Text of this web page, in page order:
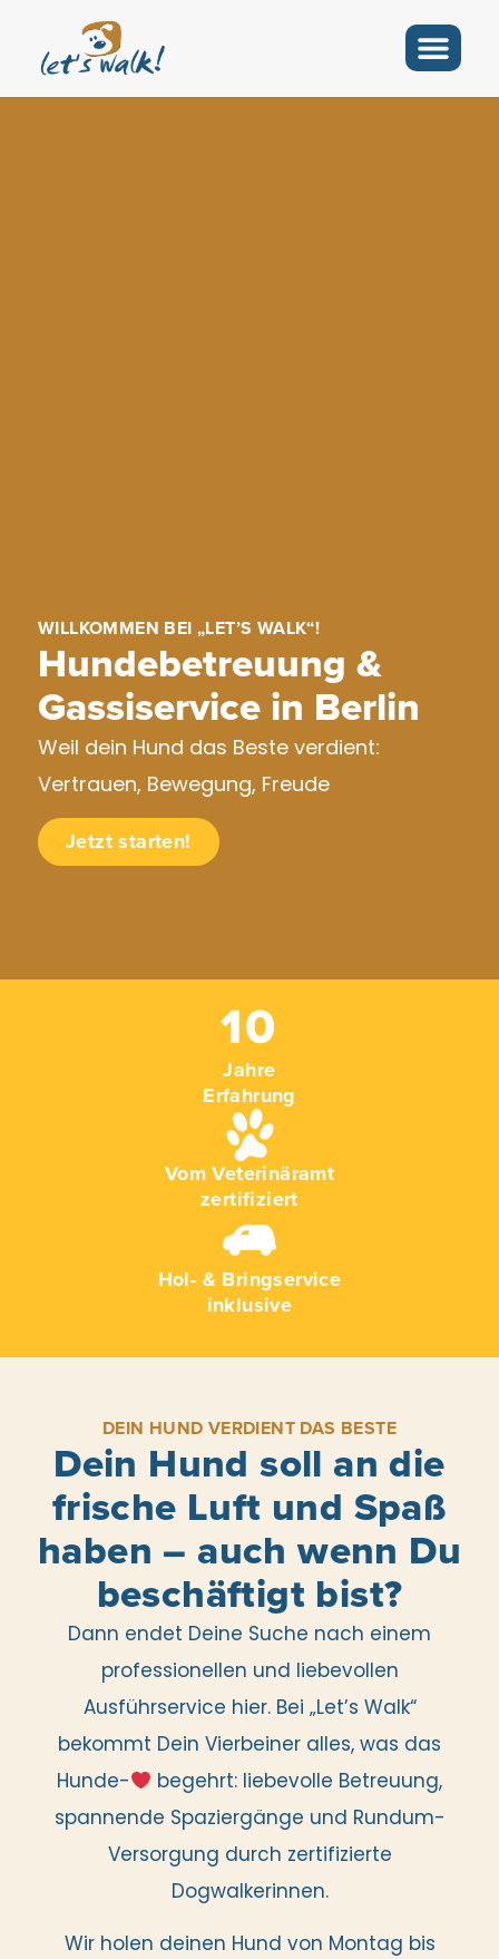
WILLKOMMEN BEI „LET’S WALK“!
Hundebetreuung &
Gassiservice in Berlin
Weil dein Hund das Beste verdient:
Vertrauen, Bewegung, Freude
Jetzt starten!
Jahre
Erfahrung
Vom Veterinäramt
zertifiziert
Hol- & Bringservice
inklusive
DEIN HUND VERDIENT DAS BESTE
Dein Hund soll an die
frische Luft und Spaß
haben – auch wenn Du
beschäftigt bist?
Dann endet Deine Suche nach einem
professionellen und liebevollen
Ausführservice hier. Bei „Let’s Walk“
bekommt Dein Vierbeiner alles, was das
Hunde-
begehrt: liebevolle Betreuung,
spannende Spaziergänge und Rundum-
Versorgung durch zertifizierte
Dogwalkerinnen.
Wir holen deinen Hund von Montag bis